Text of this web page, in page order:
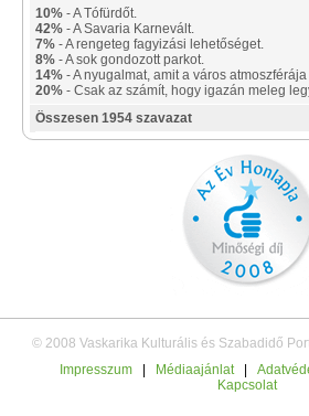
10% - A Tófürdőt.
42% - A Savaria Karnevált.
7% - A rengeteg fagyizási lehetőséget.
8% - A sok gondozott parkot.
14% - A nyugalmat, amit a város
20% - Csak az számít, hogy igazán meleg
Összesen 1954 szavazat
© 2008 Vaskarika Kulturális és Szabadidő
Impresszum
Médiaajánlat
Kapcsolat